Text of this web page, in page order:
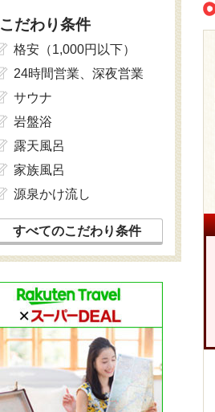
こだわり条件
格安（1,000円以下）
24時間営業、深夜営業
サウナ
岩盤浴
露天風呂
家族風呂
源泉かけ流し
すべてのこだわり条件